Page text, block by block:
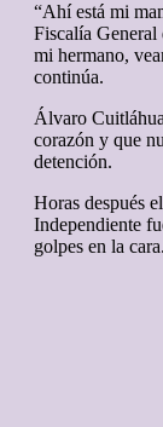
“Ahí está mi
Fiscalía General
mi hermano,
continúa.
Álvaro
corazón y que
detención.
Horas después
Independiente
golpes en la cara.